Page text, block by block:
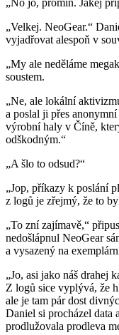
„Velkej. NeoGear.“
vyjadřovat alespoň v
„My ale neděláme
soustem.
„Ne, ale lokální
a poslal ji přes
výrobní haly v Číně,
odškodným.“
„A šlo to odsud?“
„Jop, příkazy k poslání
z logů je zřejmý, že to
„To zní zajímavě,“
nedošlápnul NeoGear
a vysazený na
„Jo, asi jako náš drahej
Z logů sice vyplývá, že
ale je tam pár dost
Daniel si procházel data
prodlužovala prodleva